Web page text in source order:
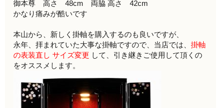
御本尊 高さ 48cm 両脇 高さ 42cm
かなり痛みが酷いです
本山から、新しく掛軸を購入するのも良いですが、
永年、拝まれていた大事な掛軸ですので、当店では、掛軸
の表装直し サイズ変更 して、引き継きご使用して頂くの
をオススメします。